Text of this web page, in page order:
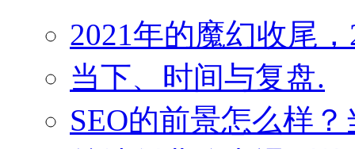
2021年的魔幻收尾
当下、时间与复盘.
SEO的前景怎么样